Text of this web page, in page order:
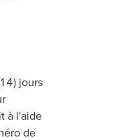
jours
à l'aide
de